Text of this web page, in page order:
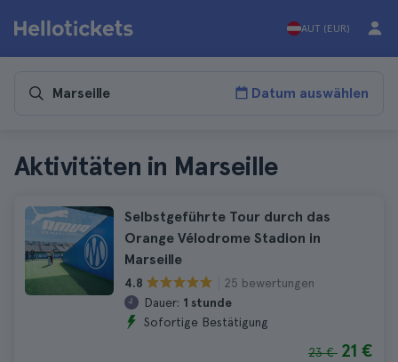
AUT (EUR)
Datum auswählen
Aktivitäten in Marseille
Selbstgeführte Tour durch das
Orange Vélodrome Stadion in
Marseille
4.8
25 bewertungen
Dauer: 1 stunde
Sofortige Bestätigung
23 € 21 €